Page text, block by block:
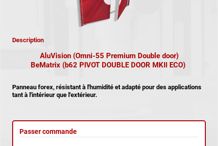
Description
AluVision (Omni-55 Premium Double door)
BeMatrix (b62 PIVOT DOUBLE DOOR MKII ECO)
Panneau forex, résistant à l'humidité et adapté pour des applications
tant à l'intérieur que l'extérieur.
Passer commande